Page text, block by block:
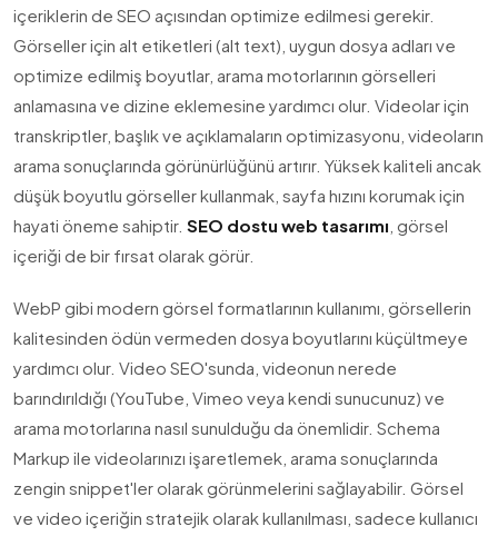
içeriklerin de SEO açısından optimize edilmesi gerekir.
Görseller için alt etiketleri (alt text), uygun dosya adları ve
optimize edilmiş boyutlar, arama motorlarının görselleri
anlamasına ve dizine eklemesine yardımcı olur. Videolar için
transkriptler, başlık ve açıklamaların optimizasyonu, videoların
arama sonuçlarında görünürlüğünü artırır. Yüksek kaliteli ancak
düşük boyutlu görseller kullanmak, sayfa hızını korumak için
hayati öneme sahiptir. SEO dostu web tasarımı , görsel
içeriği de bir fırsat olarak görür.
WebP gibi modern görsel formatlarının kullanımı, görsellerin
kalitesinden ödün vermeden dosya boyutlarını küçültmeye
yardımcı olur. Video SEO'sunda, videonun nerede
barındırıldığı (YouTube, Vimeo veya kendi sunucunuz) ve
arama motorlarına nasıl sunulduğu da önemlidir. Schema
Markup ile videolarınızı işaretlemek, arama sonuçlarında
zengin snippet'ler olarak görünmelerini sağlayabilir. Görsel
ve video içeriğin stratejik olarak kullanılması, sadece kullanıcı